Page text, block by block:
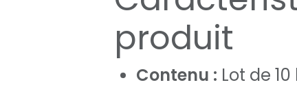
produit
Contenu : Lot de